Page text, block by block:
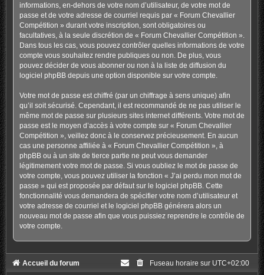
informations, en-dehors de votre nom d’utilisateur, de votre mot de
passe et de votre adresse de courriel requis par « Forum Chevallier
Compétition » durant votre inscription, sont obligatoires ou
facultatives, à la seule discrétion de « Forum Chevallier Compétition ».
Dans tous les cas, vous pouvez contrôler quelles informations de votre
compte vous souhaitez rendre publiques ou non. De plus, vous
pouvez décider de vous abonner ou non à la liste de diffusion du
logiciel phpBB depuis une option disponible sur votre compte.
Votre mot de passe est chiffré (par un chiffrage à sens unique) afin
qu’il soit sécurisé. Cependant, il est recommandé de ne pas utiliser le
même mot de passe sur plusieurs sites internet différents. Votre mot de
passe est le moyen d’accès à votre compte sur « Forum Chevallier
Compétition », veillez donc à le conservez précieusement. En aucun
cas une personne affiliée à « Forum Chevallier Compétition », à
phpBB ou à un site de tierce partie ne peut vous demander
légitimement votre mot de passe. Si vous oubliez le mot de passe de
votre compte, vous pouvez utiliser la fonction « J’ai perdu mon mot de
passe » qui est proposée par défaut sur le logiciel phpBB. Cette
fonctionnalité vous demandera de spécifier votre nom d’utilisateur et
votre adresse de courriel et le logiciel phpBB générera alors un
nouveau mot de passe afin que vous puissiez reprendre le contrôle de
votre compte.
Accueil du forum Fuseau horaire sur UTC+02:00